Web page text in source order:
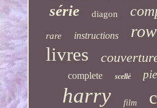
série diagon
rare instructions
livres
complete scellé
harry film